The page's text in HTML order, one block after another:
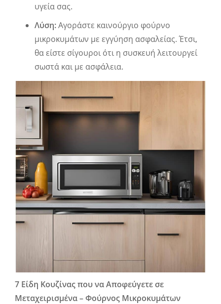
υγεία σας.
Λύση:Αγοράστε καινούργιο φούρνο
μικροκυμάτων με εγγύηση ασφαλείας. Έτσι,
θα είστε σίγουροι ότι η συσκευή λειτουργεί
σωστά και με ασφάλεια.
7 Είδη Κουζίνας που να Αποφεύγετε σε
Μεταχειρισμένα – Φούρνος Μικροκυμάτων